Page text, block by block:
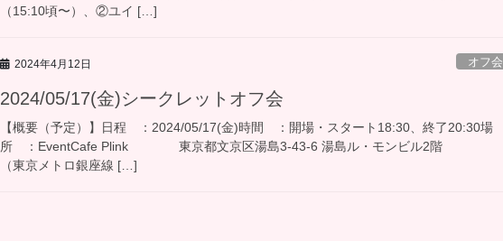
（15:10頃〜）、②ユイ […]
2024年4月12日 オフ会
2024/05/17(金)シークレットオフ会
【概要（予定）】日程 ：2024/05/17(金)時間 ：開場・スタート18:30、終了20:30場
所 ：EventCafe Plink 東京都文京区湯島3-43-6 湯島ル・モンビル2階
（東京メトロ銀座線 […]